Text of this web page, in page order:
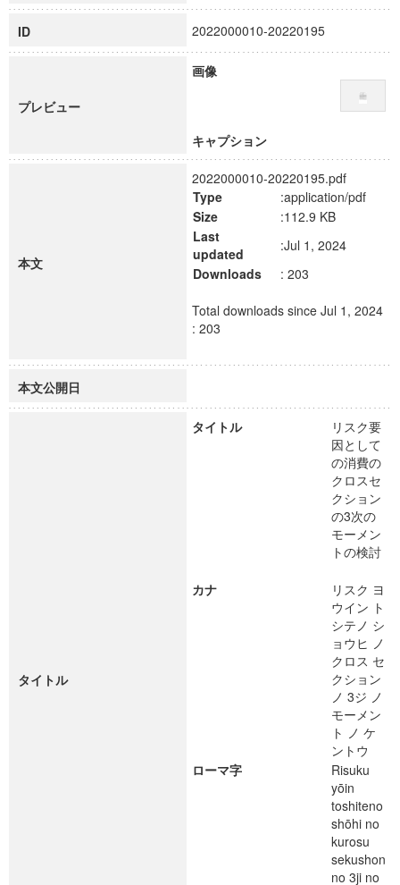
慶應義塾大学グローバルCOEプログラム論理と感性の先端的
博士課程教育リーディングプログラム「超成熟社会発展のサ
学術雑誌掲載論文等(8)
ID 2022000010-20220195
プレビュー
画像
キャプション
本文
2022000010-20220195.pdf
Type
:application/pdf
Size
:112.9 KB
Last
updated
:Jul 1, 2024
Downloads
: 203
Total downloads since Jul 1, 2024
: 203
本文公開日
タイトル
タイトル
リスク要
因として
の消費の
クロスセ
クション
の3次の
モーメン
トの検討
カナ
リスク ヨ
ウイン ト
シテノ シ
ョウヒ ノ
クロス セ
クション
ノ 3ジ ノ
モーメン
ト ノ ケ
ントウ
ローマ字
Risuku
yōin
toshiteno
shōhi no
kurosu
sekushon
no 3ji no